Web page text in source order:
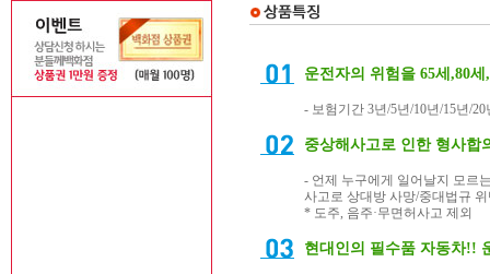
운전자의 위험을 65세,80세
- 보험기간 3년/5년/10년/15년/
중상해사고로 인한 형사합
- 언제 누구에게 일어날지 모르
사고로 상대방 사망/중대법규
* 도주, 음주·무면허사고 제외
현대인의 필수품 자동차!!